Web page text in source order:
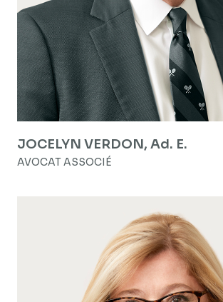
JOCELYN VERDON, Ad. E.
AVOCAT ASSOCIÉ